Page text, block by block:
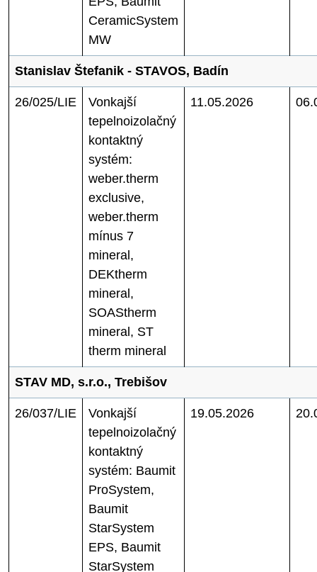
CeramicSystem
MW
Stanislav Štefanik - STAVOS, Badín
26/025/LIE
Vonkajší
tepelnoizolačný
kontaktný
systém:
weber.therm
exclusive,
weber.therm
mínus 7
mineral,
DEKtherm
mineral,
SOAStherm
mineral, ST
therm mineral
11.05.2026
STAV MD, s.r.o., Trebišov
26/037/LIE
Vonkajší
tepelnoizolačný
kontaktný
systém: Baumit
ProSystem,
Baumit
StarSystem
EPS, Baumit
StarSystem
19.05.2026